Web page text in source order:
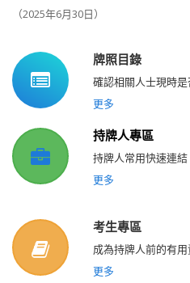
（2025年6月30日）
牌照目錄
確認相關人士現時
更多
持牌人專區
持牌人常用快速連結
更多
考生專區
成為持牌人前的有
更多